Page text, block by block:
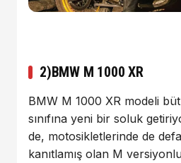
2)BMW M 1000 XR
BMW M 1000 XR modeli
sınıfına yeni bir soluk
de, motosikletlerinde de
kanıtlamış olan M